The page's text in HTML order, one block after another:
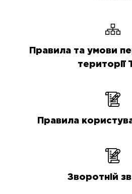
Правила та умови
території
Правила
Зворотній